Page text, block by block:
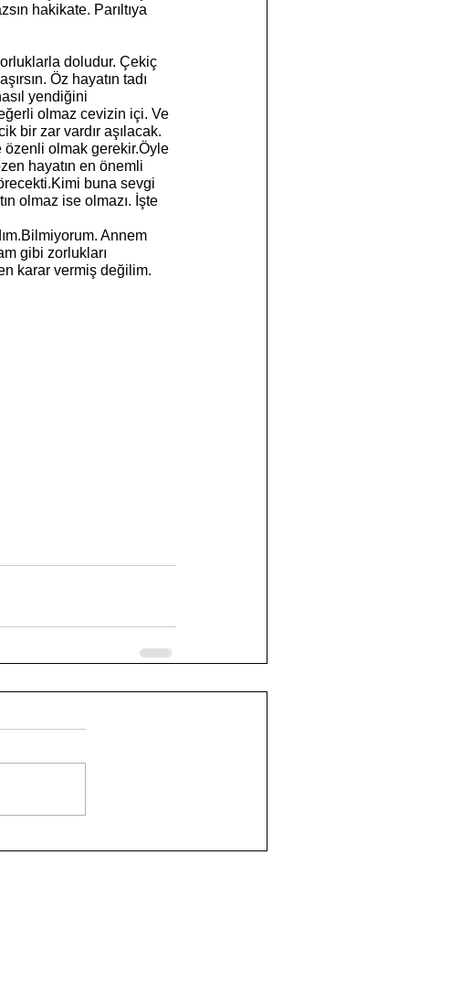
hakikate. Parıltıya
Öz hayatın tadı
yendiğini
olmaz cevizin içi. Ve
bir zar vardır aşılacak.
özenli olmak gerekir.Öyle
hayatın en önemli
buna sevgi
olmaz ise olmazı. İşte
gibi zorlukları
karar vermiş değilim.